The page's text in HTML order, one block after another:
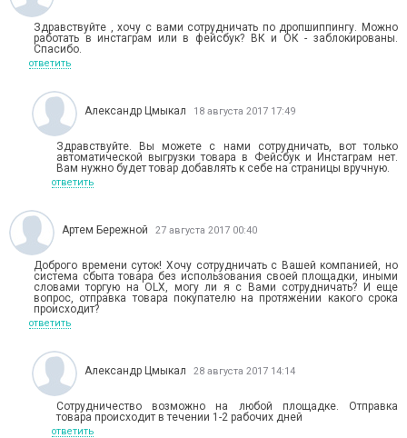
Здравствуйте , хочу с вами сотрудничать по дропшиппингу. Можно
работать в инстаграм или в фейсбук? ВК и ОК - заблокированы.
Спасибо.
ответить
Александр Цмыкал 18 августа 2017 17:49
Здравствуйте. Вы можете с нами сотрудничать, вот только
автоматической выгрузки товара в Фейсбук и Инстаграм нет.
Вам нужно будет товар добавлять к себе на страницы вручную.
ответить
Артем Бережной 27 августа 2017 00:40
Доброго времени суток! Хочу сотрудничать с Вашей компанией, но
система сбыта товара без использования своей площадки, иными
словами торгую на OLX, могу ли я с Вами сотрудничать? И еще
вопрос, отправка товара покупателю на протяжении какого срока
происходит?
ответить
Александр Цмыкал 28 августа 2017 14:14
Сотрудничество возможно на любой площадке. Отправка
товара происходит в течении 1-2 рабочих дней
ответить